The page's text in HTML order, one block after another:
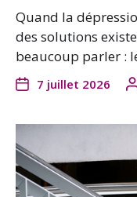
Quand la
des solutions
beaucoup parler :
7 juillet 2026